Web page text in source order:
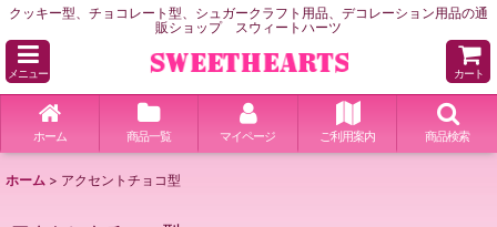
クッキー型、チョコレート型、シュガークラフト用品、デコレーション用品の通
販ショップ スウィートハーツ
メニュー カート
ホーム 商品一覧 マイページ ご利用案内 商品検索
ホーム > アクセントチョコ型